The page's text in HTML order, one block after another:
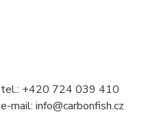
tel.: +420 724 039 410
e-mail: info@carbonfish.cz